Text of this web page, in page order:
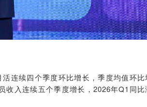
活连续四个季度环比增长，季度均值环比
收入连续五个季度增长，2026年Q1同比